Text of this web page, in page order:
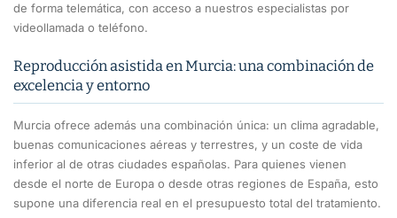
de forma telemática, con acceso a nuestros especialistas por
videollamada o teléfono.
Reproducción asistida en Murcia: una combinación de
excelencia y entorno
Murcia ofrece además una combinación única: un clima agradable,
buenas comunicaciones aéreas y terrestres, y un coste de vida
inferior al de otras ciudades españolas. Para quienes vienen
desde el norte de Europa o desde otras regiones de España, esto
supone una diferencia real en el presupuesto total del tratamiento.